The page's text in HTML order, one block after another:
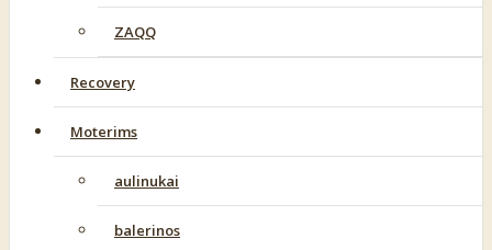
ZAQQ
Recovery
Moterims
aulinukai
balerinos